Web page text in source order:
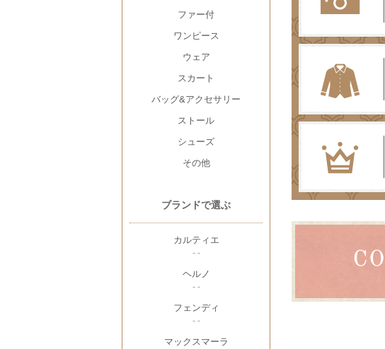
ファー付
ワンピース
ウェア
スカート
バッグ&アクセサリー
ストール
シューズ
その他
ブランドで選ぶ
カルティエ
- -
ヘルノ
- -
フェンディ
- -
マックスマーラ